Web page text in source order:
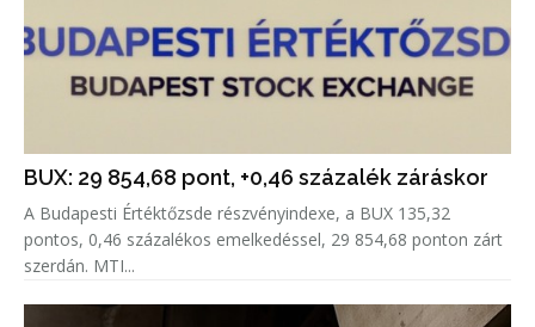
BUX: 29 854,68 pont, +0,46 százalék záráskor
A Budapesti Értéktőzsde részvényindexe, a BUX 135,32
pontos, 0,46 százalékos emelkedéssel, 29 854,68 ponton zárt
szerdán. MTI...